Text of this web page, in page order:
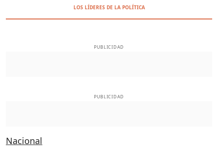
LOS LÍDERES DE LA POLÍTICA
PUBLICIDAD
PUBLICIDAD
Nacional